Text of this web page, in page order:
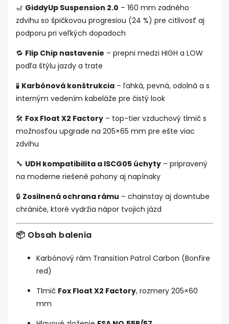
🎢 GiddyUp Suspension 2.0 – 160 mm zadného
zdvihu so špičkovou progresiou (24 %) pre citlivosť aj
podporu pri veľkých dopadoch
🔁 Flip Chip nastavenie – prepni medzi HIGH a LOW
podľa štýlu jazdy a trate
🧪 Karbónová konštrukcia – ľahká, pevná, odolná a s
interným vedením kabeláže pre čistý look
🛠️ Fox Float X2 Factory – top-tier vzduchový tlmič s
možnosťou upgrade na 205×65 mm pre ešte viac
zdvihu
🔧 UDH kompatibilita a ISCG05 úchyty – pripravený
na moderne riešené pohony aj napínaky
🔒 Zosilnená ochrana rámu – chainstay aj downtube
chrániče, ktoré vydržia nápor tvojich jázd
📦 Obsah balenia
Karbónový rám Transition Patrol Carbon (Bonfire
red)
Tlmič Fox Float X2 Factory, rozmery 205×60
mm